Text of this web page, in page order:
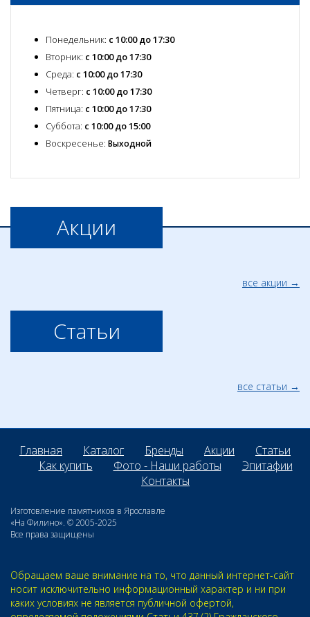
Понедельник: с 10:00 до 17:30
Вторник: с 10:00 до 17:30
Среда: с 10:00 до 17:30
Четверг: с 10:00 до 17:30
Пятница: с 10:00 до 17:30
Суббота: с 10:00 до 15:00
Воскресенье: Выходной
Акции
все акции
Статьи
все статьи
Главная Каталог Бренды Акции
Статьи
Как купить
Фото - Наши работы
Эпитафии
Контакты
Изготовление памятников в Ярославле
«На Филино». © 2005-2025
Все права защищены
Обращаем ваше внимание на то, что данный интернет-сайт
носит исключительно информационный характер и ни при
каких условиях не является публичной офертой,